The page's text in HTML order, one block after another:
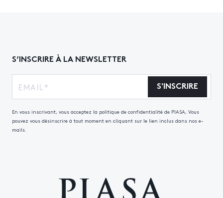
S’INSCRIRE À LA NEWSLETTER
S'INSCRIRE
En vous inscrivant, vous acceptez la politique de confidentialité de PIASA, Vous
pouvez vous désinscrire à tout moment en cliquant sur le lien inclus dans nos e-
mails.